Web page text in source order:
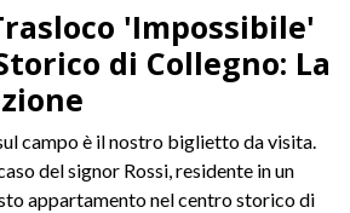
'Impossibile'
di Collegno: La
campo è il nostro biglietto da visita.
del signor Rossi, residente in un
appartamento nel centro storico di